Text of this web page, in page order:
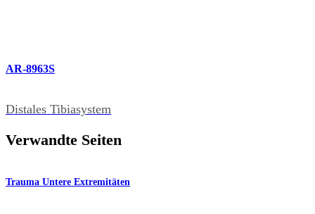
AR-8963S
Distales Tibiasystem
Verwandte Seiten
Trauma Untere Extremitäten